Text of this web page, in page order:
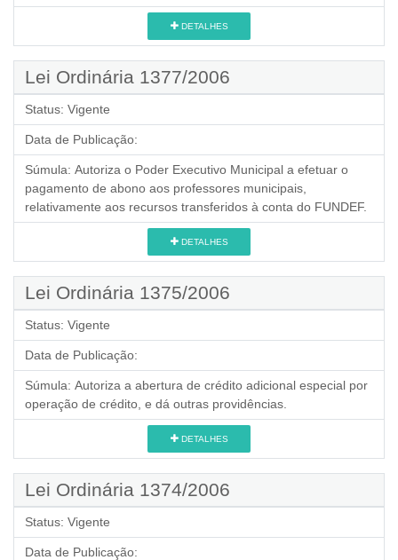
DETALHES
Lei Ordinária 1377/2006
Status: Vigente
Data de Publicação:
Súmula: Autoriza o Poder Executivo Municipal a efetuar o
pagamento de abono aos professores municipais,
relativamente aos recursos transferidos à conta do FUNDEF.
DETALHES
Lei Ordinária 1375/2006
Status: Vigente
Data de Publicação:
Súmula: Autoriza a abertura de crédito adicional especial por
operação de crédito, e dá outras providências.
DETALHES
Lei Ordinária 1374/2006
Status: Vigente
Data de Publicação: